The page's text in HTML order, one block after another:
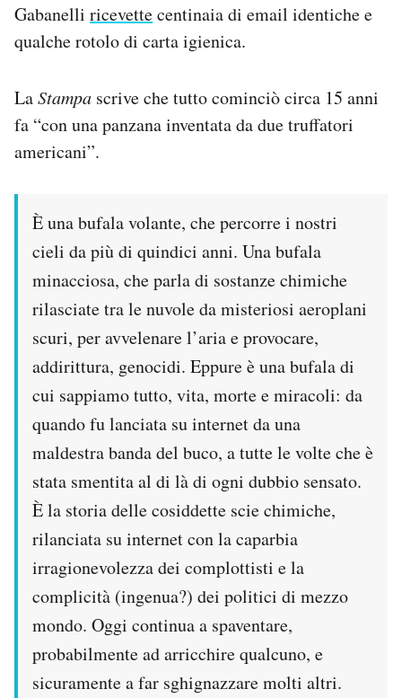
Gabanelli ricevettecentinaia di email identiche e
qualche rotolo di carta igienica.
LaStampa scrive che tutto cominciò circa 15 anni
fa “con una panzana inventata da due truffatori
americani”.
È una bufala volante, che percorre i nostri
cieli da più di quindici anni. Una bufala
minacciosa, che parla di sostanze chimiche
rilasciate tra le nuvole da misteriosi aeroplani
scuri, per avvelenare l’aria e provocare,
addirittura, genocidi. Eppure è una bufala di
cui sappiamo tutto, vita, morte e miracoli: da
quando fu lanciata su internet da una
maldestra banda del buco, a tutte le volte che è
stata smentita al di là di ogni dubbio sensato.
È la storia delle cosiddette scie chimiche,
rilanciata su internet con la caparbia
irragionevolezza dei complottisti e la
complicità (ingenua?) dei politici di mezzo
mondo. Oggi continua a spaventare,
probabilmente ad arricchire qualcuno, e
sicuramente a far sghignazzare molti altri.